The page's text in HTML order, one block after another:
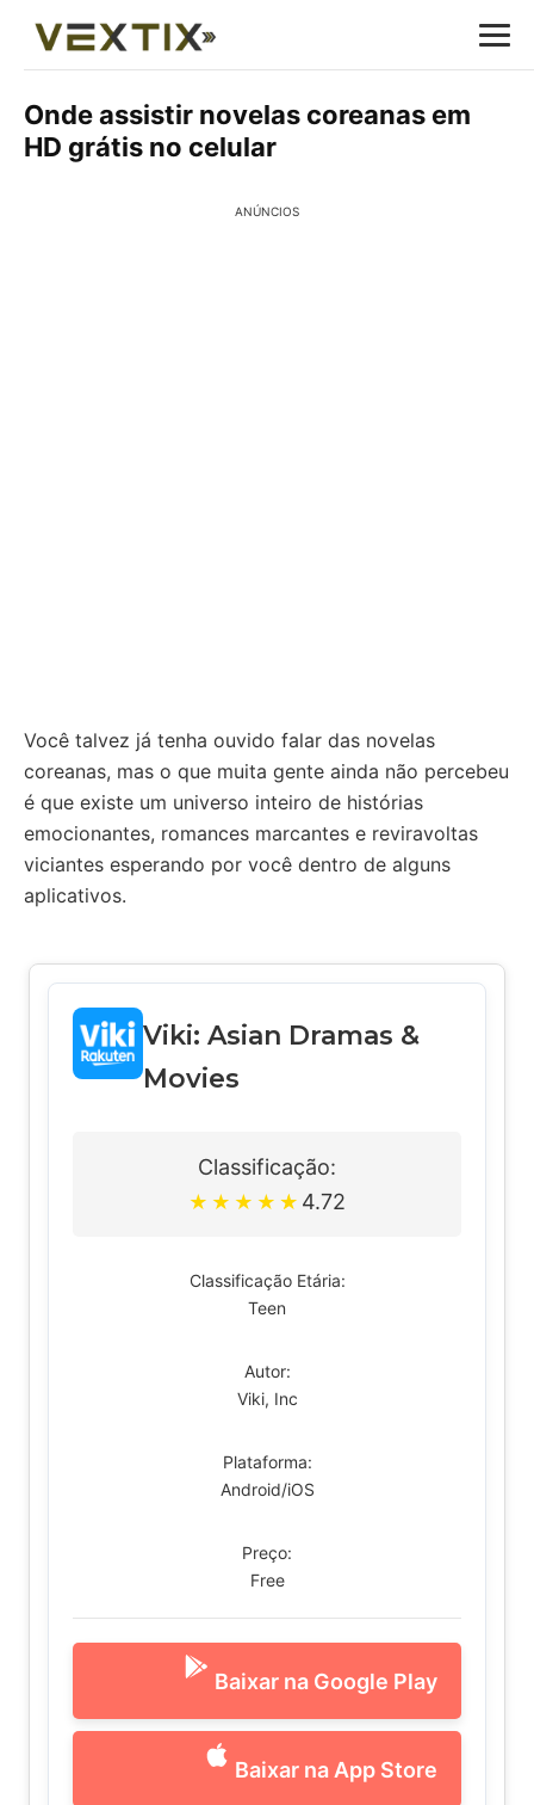
Onde assistir novelas coreanas em
HD grátis no celular
ANÚNCIOS
Você talvez já tenha ouvido falar das novelas
coreanas, mas o que muita gente ainda não percebeu
é que existe um universo inteiro de histórias
emocionantes, romances marcantes e reviravoltas
viciantes esperando por você dentro de alguns
aplicativos.
Viki: Asian Dramas &
Movies
Classificação:
★ ★ ★ ★ ★ 4.72
Classificação Etária:
Teen
Autor:
Viki, Inc
Plataforma:
Android/iOS
Preço:
Free
Baixar na Google Play
Baixar na App Store